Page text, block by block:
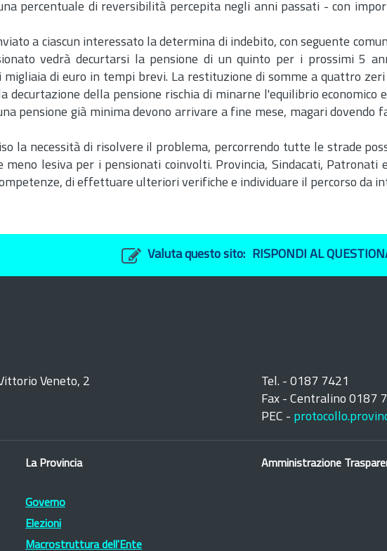
percentuale di reversibilità percepita negli anni passati - con
a ciascun interessato la determina di indebito, con seguente
vedrà decurtarsi la pensione di un quinto per i prossimi 5
migliaia di euro in tempi brevi. La restituzione di somme a quattro
decurtazione della pensione rischia di minarne l'equilibrio economico
pensione già minima devono arrivare a fine mese, magari dovendo
la necessità di risolvere il problema, percorrendo tutte le strade
meno lesiva per i pensionati coinvolti. Provincia, Sindacati, Patronati
di effettuare ulteriori verifiche e individuare il percorso da
Valuta questo sito: RISPONDI AL
Veneto, 2
Tel. - 0187 7421
Fax - Centralino 0187
PEC -
La Provincia
Governo
Elezioni
Macrostruttura dell'Ente
Amministrazione